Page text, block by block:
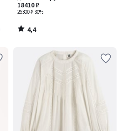
26300 ₽-30%
18410 ₽
4,4
/